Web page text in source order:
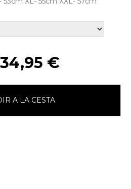
34,95 €
A LA CESTA